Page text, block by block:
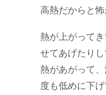
高熱だからと
熱が上がって
せてあげたりし
熱があがって
度も低めに下